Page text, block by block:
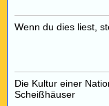
Wenn du dies liest,
Die Kultur einer
Scheißhäuser